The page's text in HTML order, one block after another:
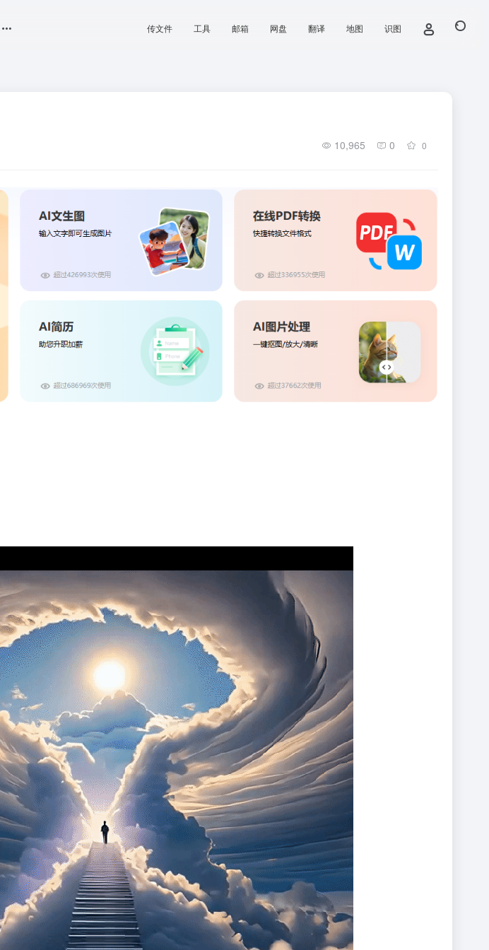
传文件 工具 邮箱 网盘 翻译 地图 识图
10,965 0 0